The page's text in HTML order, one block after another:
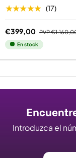
★★★★★ (17)
€399,00 PVP
En stock
Introduzca el